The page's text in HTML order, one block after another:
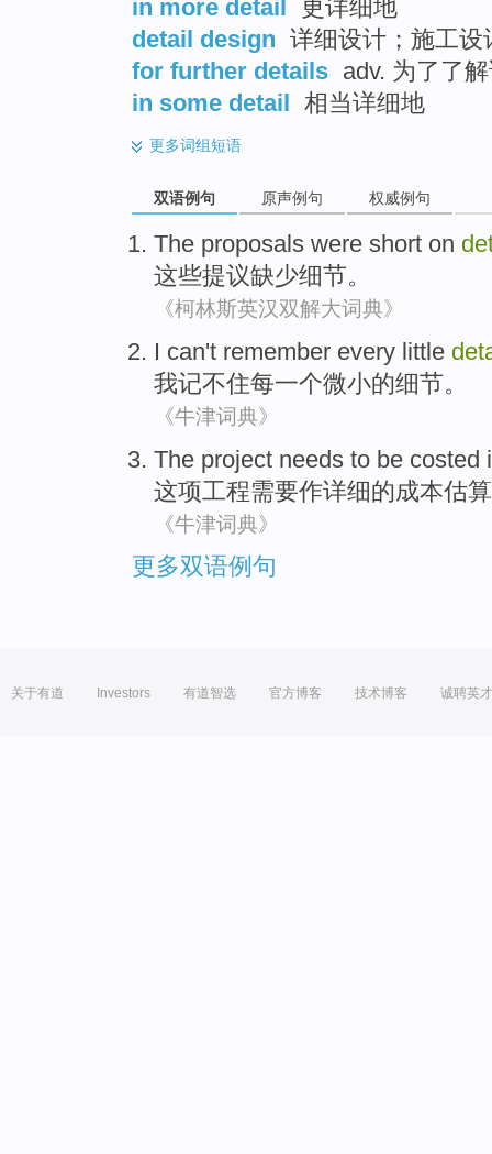
in more detail
更详细地
detail design 详细设计；施工设
for further details adv. 为了了
in some detail
相当详细地
更多词组短语
双语例句 原声例句 权威例句
The proposals were short on
这些提议缺少细节。
《柯林斯英汉双解大词典》
I can't remember every little
我记不住每一个微小的细节。
《牛津词典》
The project needs to be costed
这项工程需要作详细的成本估算
《牛津词典》
更多双语例句
关于有道 Investors 有道智选 官方博客 技术博客 诚聘英才